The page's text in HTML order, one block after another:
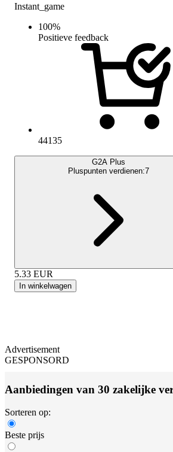
Instant_game
100%
Positieve feedback
44135
G2A Plus
Pluspunten verdienen:7
5.33 EUR
In winkelwagen
Advertisement
GESPONSORD
Aanbiedingen van 30 zakelijke
Sorteren op:
Beste prijs